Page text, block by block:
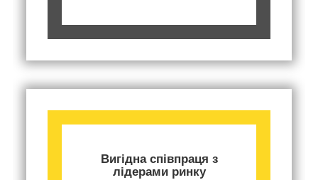
Вигідна співпраця з
лідерами ринку